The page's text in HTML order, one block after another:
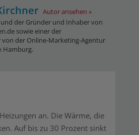
Autor ansehen
der Gründer und Inhaber von
sowie einer der
von der Online-Marketing-Agentur
Hamburg.
an. Die Wärme, die
Auf bis zu 30 Prozent sinkt